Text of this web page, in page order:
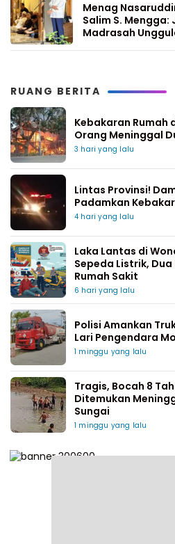
Menag
Salim S.
Madrasah
RUANG BERITA
Kebakaran Rumah
Orang Meninggal
3 hari yang lalu
Lintas Provinsi!
Padamkan
4 hari yang lalu
Laka Lantas di
Sepeda Listrik,
Rumah Sakit
6 hari yang lalu
Polisi Amankan
Lari Pengendara
1 minggu yang lalu
Tragis, Bocah 8
Ditemukan
Sungai
1 minggu yang lalu